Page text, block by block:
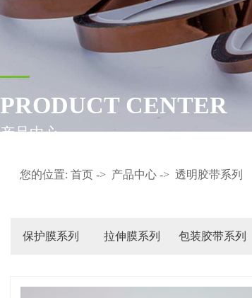
PRODUCT CENTER
产品中心
您的位置: 首页 -> 产品中心 -> 透明胶带系列
保护膜系列 拉伸膜系列 包装胶带系列